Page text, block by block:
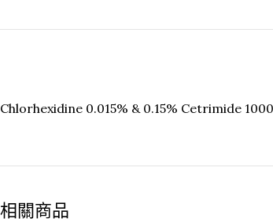
Chlorhexidine 0.015% & 0.15% Cetrimide
相關商品